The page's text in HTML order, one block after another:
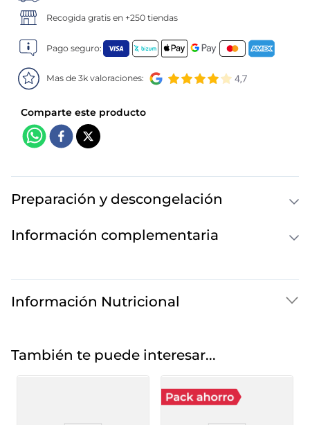
Recogida gratis en +250 tiendas
Pago seguro:
Mas de 3k valoraciones:
Preparación y descongelación
Información complementaria
Información Nutricional
También te puede interesar...
. canelones
8. gambon
9. listísimos
10. pollo